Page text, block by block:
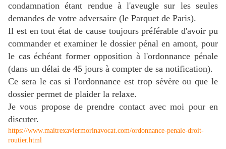
condamnation étant rendue à l'aveugle sur les seules
demandes de votre adversaire (le Parquet de Paris).
Il est en tout état de cause toujours préférable d'avoir pu
commander et examiner le dossier pénal en amont, pour
le cas échéant former opposition à l'ordonnance pénale
(dans un délai de 45 jours à compter de sa notification).
Ce sera le cas si l'ordonnance est trop sévère ou que le
dossier permet de plaider la relaxe.
Je vous propose de prendre contact avec moi pour en
discuter.
https://www.maitrexaviermorinavocat.com/ordonnance-penale-droit-
routier.html